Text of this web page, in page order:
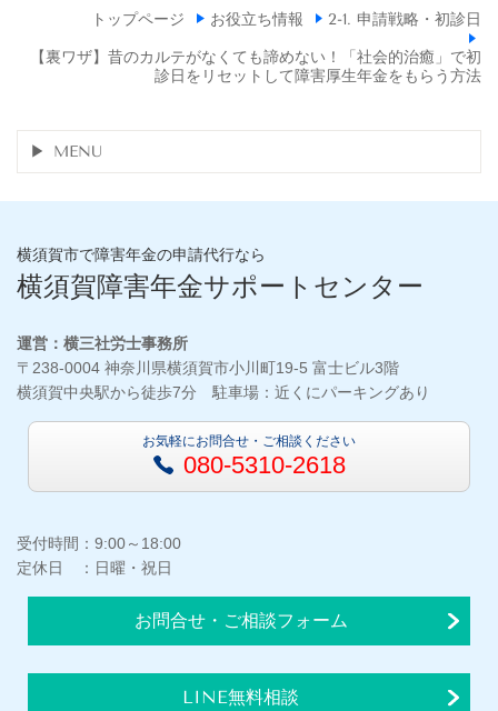
トップページ お役立ち情報
2-1. 申請戦略・初診日
【裏ワザ】昔のカルテがなくても諦めない！「社会的治癒」で初
診日をリセットして障害厚生年金をもらう方法
MENU
横須賀市で障害年金の申請代行なら
横須賀障害年金サポートセンター
運営：横三社労士事務所
〒238-0004 神奈川県横須賀市小川町19-5 富士ビル3階
横須賀中央駅から徒歩7分 駐車場：近くにパーキングあり
お気軽にお問合せ・ご相談ください
080-5310-2618
受付時間：9:00～18:00
定休日 ：日曜・祝日
お問合せ・ご相談フォーム
LINE無料相談